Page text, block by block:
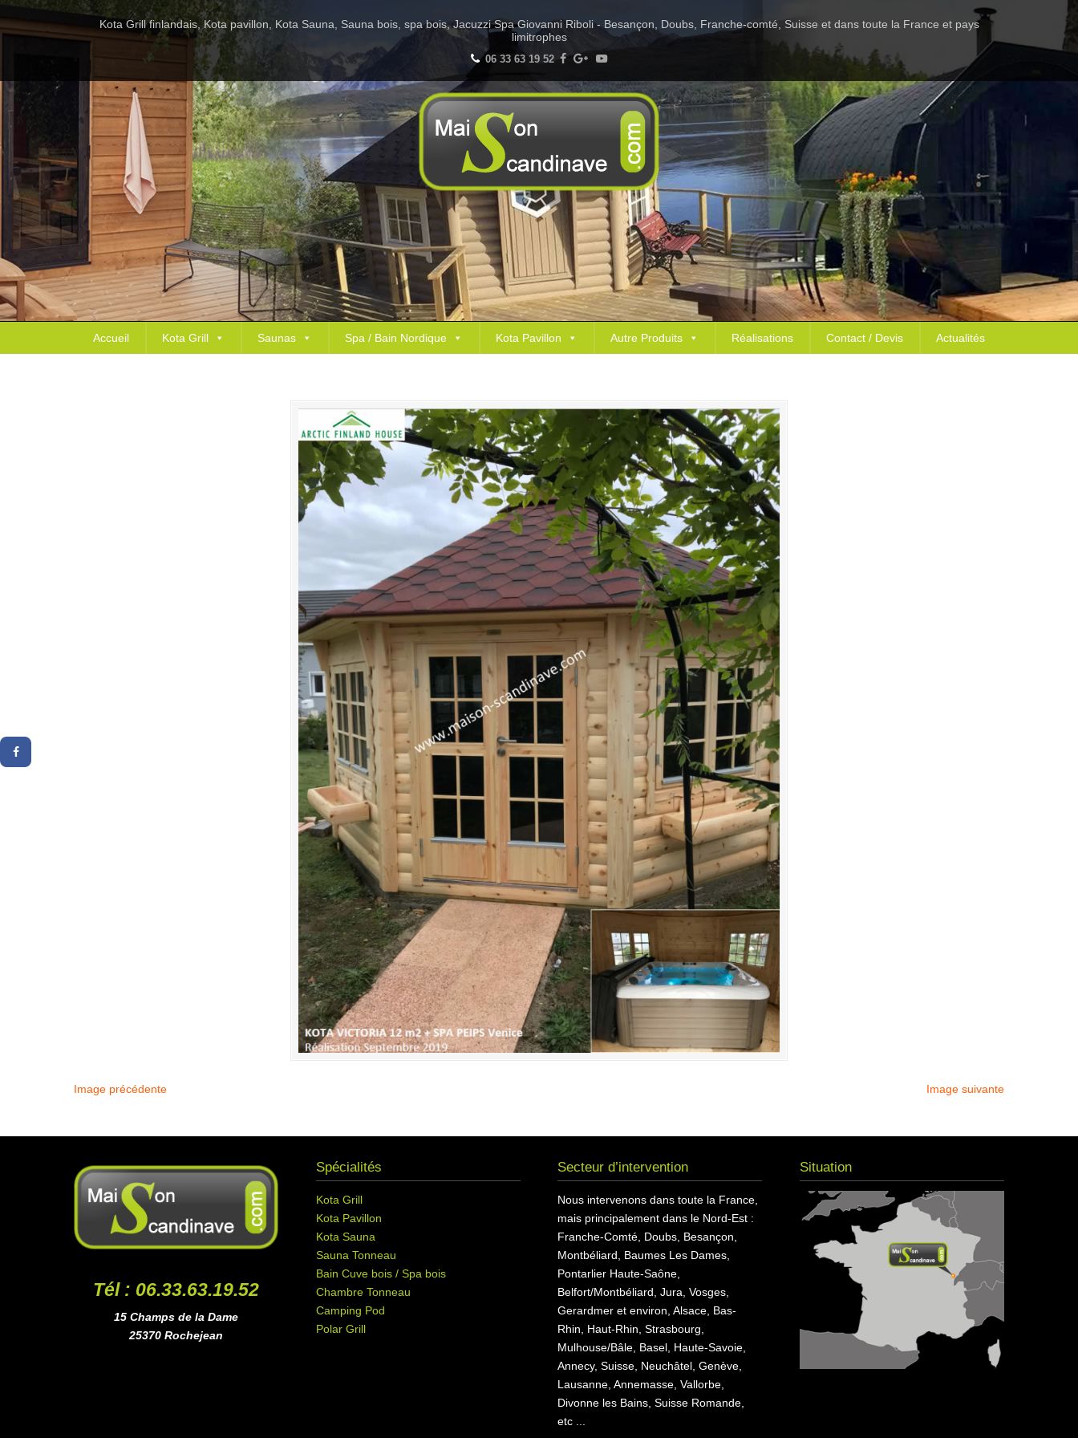
Kota Grill finlandais, Kota pavillon, Kota Sauna, Sauna bois, spa bois, Jacuzzi Spa Giovanni Riboli - Besançon, Doubs, Franche-comté, Suisse et dans toute la France et pays
limitrophes
06 33 63 19 52
Accueil Kota Grill Saunas Spa / Bain Nordique Kota Pavillon Autre Produits Réalisations Contact / Devis Actualités
Image précédente Image suivante
Tél : 06.33.63.19.52
15 Champs de la Dame
25370 Rochejean
Spécialités
Kota Grill
Kota Pavillon
Kota Sauna
Sauna Tonneau
Bain Cuve bois / Spa bois
Chambre Tonneau
Camping Pod
Polar Grill
Secteur d’intervention
Nous intervenons dans toute la France,
mais principalement dans le Nord-Est :
Franche-Comté, Doubs, Besançon,
Montbéliard, Baumes Les Dames,
Pontarlier Haute-Saône,
Belfort/Montbéliard, Jura, Vosges,
Gerardmer et environ, Alsace, Bas-
Rhin, Haut-Rhin, Strasbourg,
Mulhouse/Bâle, Basel, Haute-Savoie,
Annecy, Suisse, Neuchâtel, Genève,
Lausanne, Annemasse, Vallorbe,
Divonne les Bains, Suisse Romande,
etc ...
Situation